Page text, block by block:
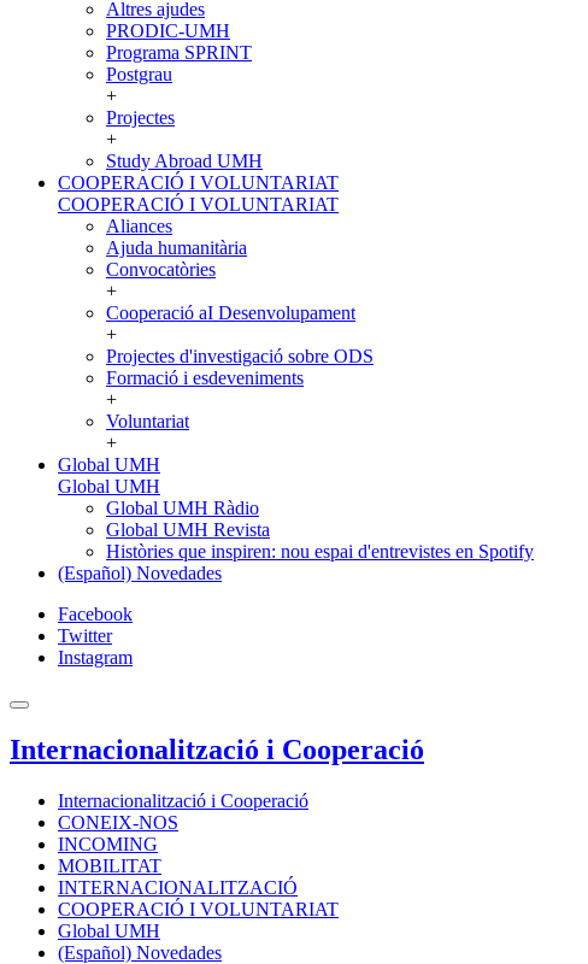
Altres ajudes
PRODIC-UMH
Programa SPRINT
Postgrau
+
Projectes
+
Study Abroad UMH
COOPERACIÓ I VOLUNTARIAT
COOPERACIÓ I VOLUNTARIAT
Aliances
Ajuda humanitària
Convocatòries
+
Cooperació aI Desenvolupament
+
Projectes d'investigació sobre ODS
Formació i esdeveniments
+
Voluntariat
+
Global UMH
Global UMH
Global UMH Ràdio
Global UMH Revista
Històries que inspiren: nou espai d'entrevistes en Spotify
(Español) Novedades
Facebook
Twitter
Instagram
Internacionalització i Cooperació
Internacionalització i Cooperació
CONEIX-NOS
INCOMING
MOBILITAT
INTERNACIONALITZACIÓ
COOPERACIÓ I VOLUNTARIAT
Global UMH
(Español) Novedades